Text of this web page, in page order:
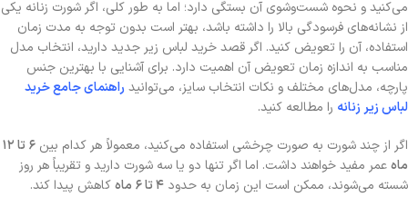
می‌کنید و نحوه شست‌وشوی آن بستگی دارد؛ اما به طور کلی، اگر شورت زنانه یکی
از نشانه‌های فرسودگی بالا را داشته باشد، بهتر است بدون توجه به مدت زمان
استفاده، آن را تعویض کنید. اگر قصد خرید لباس زیر جدید دارید، انتخاب مدل
مناسب به اندازه زمان تعویض آن اهمیت دارد. برای آشنایی با بهترین جنس
پارچه، مدل‌های مختلف و نکات انتخاب سایز، می‌توانید راهنمای جامع خرید
لباس زیر زنانه را مطالعه کنید.
اگر از چند شورت به صورت چرخشی استفاده می‌کنید، معمولاً هر کدام بین
۶ تا ۱۲
ماهعمر مفید خواهند داشت. اما اگر تنها دو یا سه شورت دارید و تقریباً هر روز
شسته می‌شوند، ممکن است این زمان به حدود ۴ تا ۶ ماه
کاهش پیدا کند.